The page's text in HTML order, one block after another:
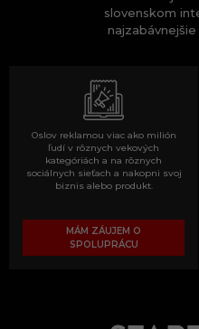
slovenskom
Oslov reklamou viac ako milión
ľudí v rôznych vekových
kategóriách a na rôznych
sociálnych sieťach a nakopni svoj
biznis alebo produkt.
MÁM ZÁUJEM O
SPOLUPRÁCU